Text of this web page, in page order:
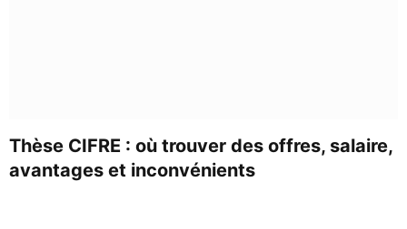
Thèse CIFRE : où trouver des offres, salaire,
avantages et inconvénients